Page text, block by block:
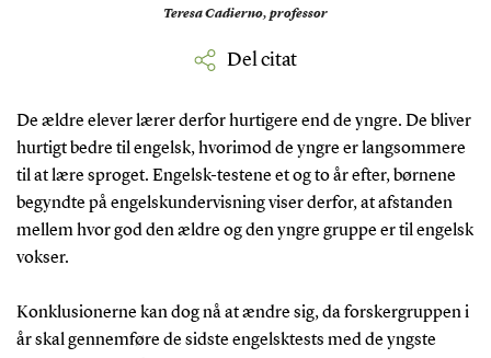
Teresa Cadierno, professor
Del citat
De ældre elever lærer derfor hurtigere end de yngre. De bliver
hurtigt bedre til engelsk, hvorimod de yngre er langsommere
til at lære sproget. Engelsk-testene et og to år efter, børnene
begyndte på engelskundervisning viser derfor, at afstanden
mellem hvor god den ældre og den yngre gruppe er til engelsk
vokser.
Konklusionerne kan dog nå at ændre sig, da forskergruppen i
år skal gennemføre de sidste engelsktests med de yngste